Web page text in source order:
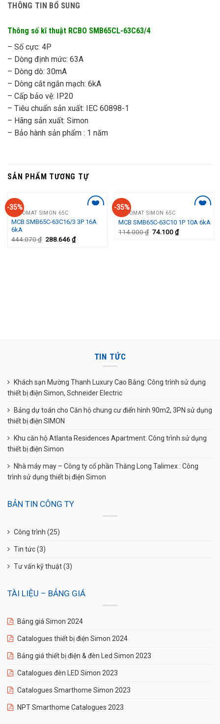
THÔNG TIN BỔ SUNG
Thông số kĩ thuật RCBO SMB65CL-63C63/4
– Số cực: 4P
– Dòng định mức: 63A
– Dòng dò: 30mA
– Dòng cắt ngắn mạch: 6kA
– Cấp bảo vệ: IP20
– Tiêu chuẩn sản xuất: IEC 60898-1
– Hãng sản xuất: Simon
– Bảo hành sản phẩm : 1 năm
SẢN PHẨM TƯƠNG TỰ
-35%
Add to
APTOMAT SIMON 65C
MCB SMB65C-63C16/3 3P 16A
6kA
444.070₫ 288.646₫
-35%
Add to
APTOMAT SIMON 65C
MCB SMB65C-63C10 1P 10A 6kA
114.000₫ 74.100₫
TIN TỨC
Khách sạn Mường Thanh Luxury Cao Bằng: Công trình sử dụng
thiết bị điện Simon, Schneider Electric
Bảng dự toán cho Căn hộ chung cư điển hình 90m2, 3PN sử dụng
thiết bị điện SIMON
Khu căn hộ Atlanta Residences Apartment: Công trình sử dụng
thiết bị điện Simon
Nhà máy may – Công ty cổ phần Thăng Long Talimex : Công
trình sử dụng thiết bị điện Simon
BẢN TIN CÔNG TY
Công trình (25)
Tin tức(3)
Tư vấn kỹ thuật(3)
TÀI LIỆU – BẢNG GIÁ
Bảng giá Simon 2024
Catalogues thiết bị điện Simon 2024
Bảng giá thiết bị điện & đèn Led Simon 2023
Catalogues đèn LED Simon 2023
Catalogues Smarthome Simon 2023
NPT Smarthome Catalogues 2023